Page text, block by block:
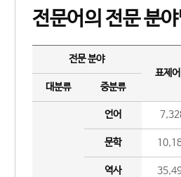
전문어의 전문 분
전문 분야
표제
대분류
중분류
언어
문학
역사